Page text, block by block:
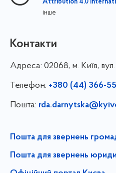
Attribution 4.0
інше
Контакти
Адреса: 02068, м. Київ,
Телефон: +380 (44) 366-
Пошта:
Пошта для звернень
Пошта для звернень